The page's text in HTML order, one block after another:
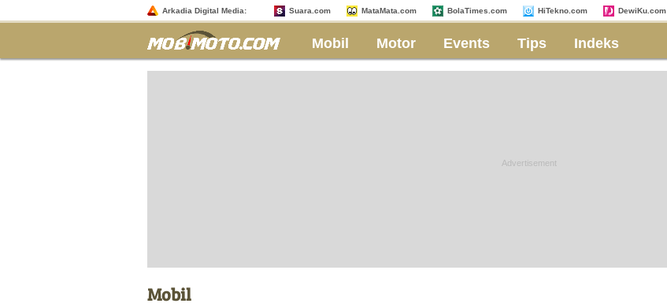
Arkadia Digital Media: Suara.com MataMata.com BolaTimes.com HiTekno.com DewiKu.com
Mobil Motor Events Tips Indeks
Mobil